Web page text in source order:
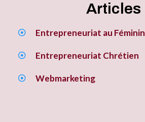
Articles
Entrepreneuriat au Féminin
Entrepreneuriat Chrétien
Webmarketing